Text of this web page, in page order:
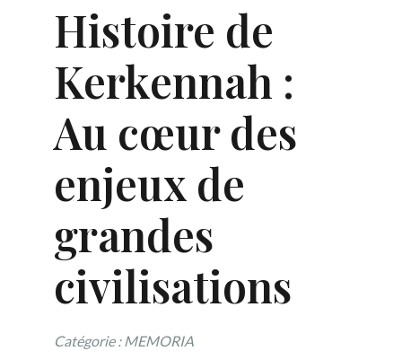
Histoire de
Kerkennah :
Au cœur des
enjeux de
grandes
civilisations
Catégorie : MEMORIA